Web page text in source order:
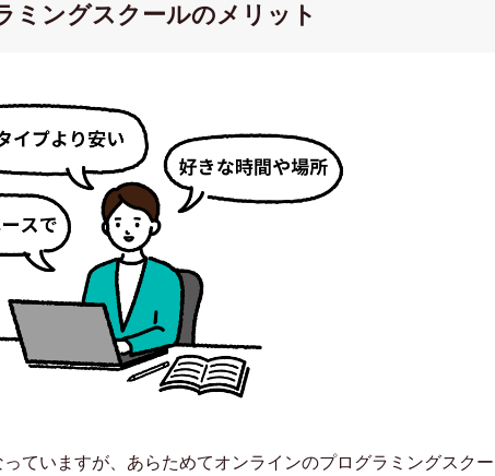
ミングスクールのメリット
ていますが、あらためてオンラインのプログラミングスクー